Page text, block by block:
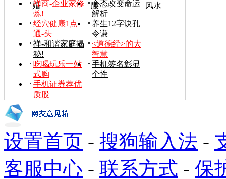
婚
腰
风水
禅商-企业家修
炼!
心态改变命运
解析
经穴健康1点
通-头
养生12字诀孔
令谦
禅-和谐家庭揭
秘!
<道德经>的大
智慧
吃喝玩乐一站
式购
手机签名彰显
个性
手机证券荐优
质股
设置首页 - 搜狗输入法 -
客服中心 - 联系方式 - 保